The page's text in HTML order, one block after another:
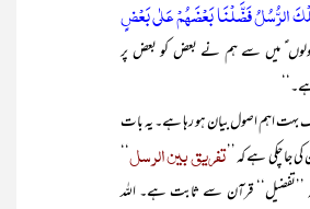
الرُّسُلُ فَضَّلۡنَا بَعۡضَہُمۡ عَلٰی بَعۡضٍ
میں سے ہم نے بعض کو بعض پر
اہم اصول بیان ہو رہا ہے۔ یہ بات
جا چکی ہے کہ ’’تفریق بین الرسل
’’تفضیل‘‘ قرآن سے ثابت ہے۔ اللہ